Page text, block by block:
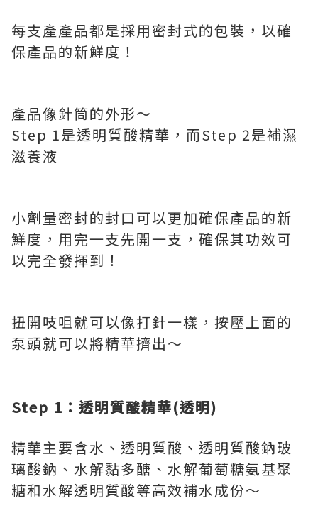
每支產產品都是採用密封式的包裝，以確
保產品的新鮮度！
產品像針筒的外形～
Step 1是透明質酸精華，而Step 2是補濕
滋養液
小劑量密封的封口可以更加確保產品的新
鮮度，用完一支先開一支，確保其功效可
以完全發揮到！
扭開吱咀就可以像打針一樣，按壓上面的
泵頭就可以將精華擠出～
Step 1 ：透明質酸精華(透明)
精華主要含水、透明質酸、透明質酸鈉玻
璃酸鈉、水解黏多醣、水解葡萄糖氨基聚
糖和水解透明質酸等高效補水成份～